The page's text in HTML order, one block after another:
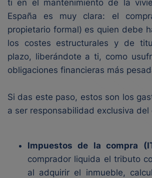
ti en el mantenimiento de la
España es muy clara: el
propietario formal) es quien debe
los costes estructurales y de
plazo, liberándote a ti, como
obligaciones financieras más
Si das este paso, estos son los
a ser responsabilidad exclusiva del
Impuestos de la compra
comprador liquida el tributo
al adquirir el inmueble,